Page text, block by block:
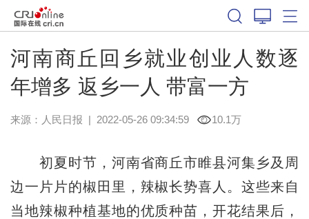
河南商丘回乡就业创业人数逐
年增多 返乡一人 带富一方
来源： 人民日报 | 2022-05-26 09:34:59 10.1万
初夏时节，河南省商丘市睢县河集乡及周
边一片片的椒田里，辣椒长势喜人。这些来自
当地辣椒种植基地的优质种苗，开花结果后，